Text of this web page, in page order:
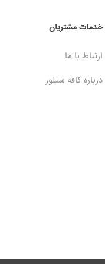
خدمات مشتریان
ارتباط با ما
درباره کافه سیلور